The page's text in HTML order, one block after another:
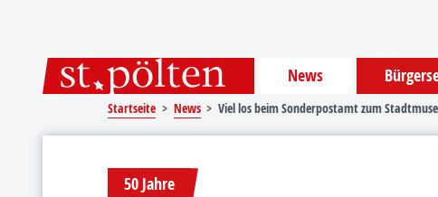
News
Startseite News Viel los beim Sonderpostamt zum
50 Jahre